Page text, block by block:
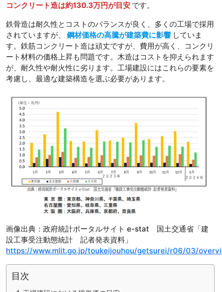
コンクリート造は約130.3万円が目安 です。
鉄骨造は耐久性とコストのバランスが良く、多くの工場で採用
されていますが、
鋼材価格の高騰が建築費に影響 していま
す。鉄筋コンクリート造は頑丈ですが、費用が高く、コンクリ
ート材料の価格上昇も問題です。木造はコストを抑えられます
が、耐久性や耐火性に劣ります。工場建設にはこれらの要素を
考慮し、最適な建築構造を選ぶ必要があります。
画像出典：政府統計ポータルサイト e-stat 国土交通省「建
設工事受注動態統計 記者発表資料」
https://www.mlit.go.jp/toukeijouhou/getsurei/r06/03/
目次